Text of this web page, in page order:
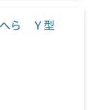
へら Ｙ型